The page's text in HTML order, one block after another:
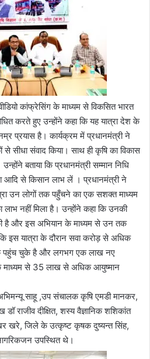
कांफ्रेसिंग के माध्यम से विकसित भारत
करते हुए उन्होंने कहा कि यह यात्रा देश के
प्रयास है। कार्यक्रम में प्रधानमंत्री ने
से सीधा संवाद किया। साथ ही कृषि का विकास
बताया कि प्रधानमंत्री सम्मान निधि
आदि से किसान लाभ लें । प्रधानमंत्री ने
उन लोगों तक पहुँचने का एक सशक्त माध्यम
लाभ नहीं मिला है। उन्होंने कहा कि उनकी
है और इस अभियान के माध्यम से उन तक
इस यात्रा के दौरान सवा करोड़ से अधिक
तक पहुंच चुके है और लगभग एक लाख नए
माध्यम से 35 लाख से अधिक आयुष्मान
साहू ,उप संचालक कृषि एमडी मानकर,
डॉ राजीव दीक्षित, शस्य वैज्ञानिक शशिकांत
खरे, जिले के उत्कृष्ट कृषक दुष्यन्त सिंह,
उपस्थित थे।